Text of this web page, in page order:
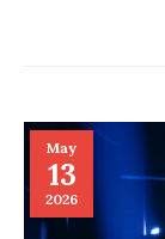
May
13
2026